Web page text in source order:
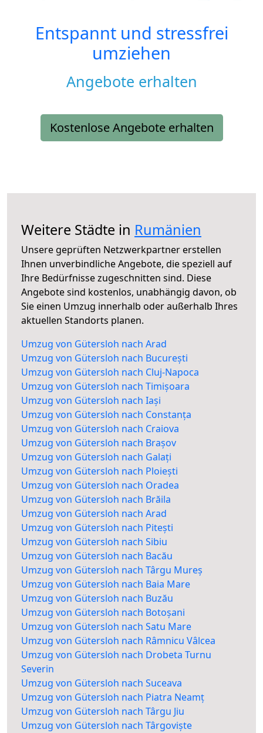
Entspannt und stressfrei
umziehen
Angebote erhalten
Kostenlose Angebote erhalten
Weitere Städte in Rumänien
Unsere geprüften Netzwerkpartner erstellen
Ihnen unverbindliche Angebote, die speziell auf
Ihre Bedürfnisse zugeschnitten sind. Diese
Angebote sind kostenlos, unabhängig davon, ob
Sie einen Umzug innerhalb oder außerhalb Ihres
aktuellen Standorts planen.
Umzug von Gütersloh nach Arad
Umzug von Gütersloh nach București
Umzug von Gütersloh nach Cluj-Napoca
Umzug von Gütersloh nach Timișoara
Umzug von Gütersloh nach Iași
Umzug von Gütersloh nach Constanța
Umzug von Gütersloh nach Craiova
Umzug von Gütersloh nach Brașov
Umzug von Gütersloh nach Galați
Umzug von Gütersloh nach Ploiești
Umzug von Gütersloh nach Oradea
Umzug von Gütersloh nach Brăila
Umzug von Gütersloh nach Arad
Umzug von Gütersloh nach Pitești
Umzug von Gütersloh nach Sibiu
Umzug von Gütersloh nach Bacău
Umzug von Gütersloh nach Târgu Mureș
Umzug von Gütersloh nach Baia Mare
Umzug von Gütersloh nach Buzău
Umzug von Gütersloh nach Botoșani
Umzug von Gütersloh nach Satu Mare
Umzug von Gütersloh nach Râmnicu Vâlcea
Umzug von Gütersloh nach Drobeta Turnu
Severin
Umzug von Gütersloh nach Suceava
Umzug von Gütersloh nach Piatra Neamț
Umzug von Gütersloh nach Târgu Jiu
Umzug von Gütersloh nach Târgoviște